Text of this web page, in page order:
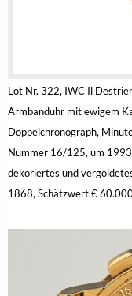
Lot Nr. 322, IWC Il
Armbanduhr mit ewigem
Doppelchronograph,
Nummer 16/125, um
dekoriertes und
1868, Schätzwert €